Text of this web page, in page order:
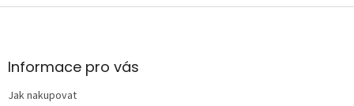
Z
aInformace pro vás
Jak nakupovat